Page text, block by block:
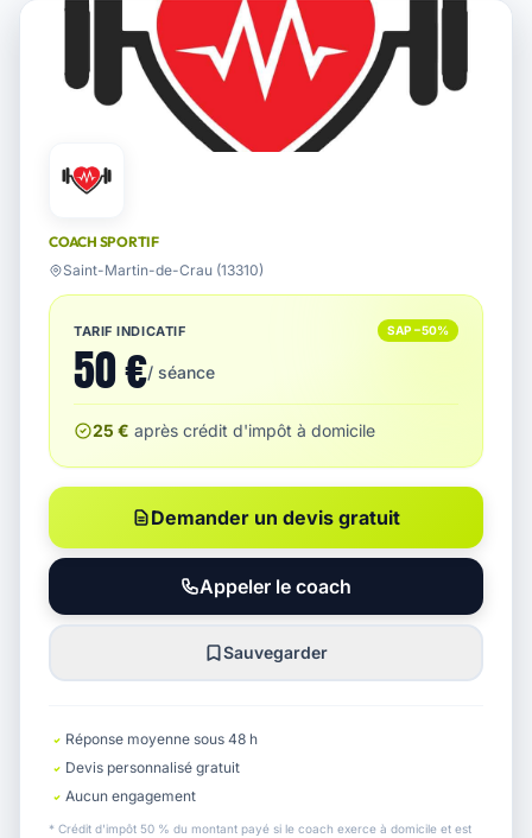
COACH SPORTIF
Saint-Martin-de-Crau (13310)
TARIF INDICATIF SAP −50%
50 €/ séance
25 € après crédit d'impôt à domicile
Demander un devis gratuit
Appeler le coach
Sauvegarder
Réponse moyenne sous 48 h
Devis personnalisé gratuit
Aucun engagement
* Crédit d'impôt 50 % du montant payé si le coach exerce à domicile et est